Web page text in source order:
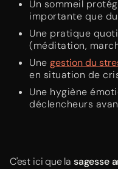
Un sommeil
importante que
Une pratique
(méditation,
Une gestion du
en situation de
Une hygiène
déclencheurs
C'est ici que la sagesse